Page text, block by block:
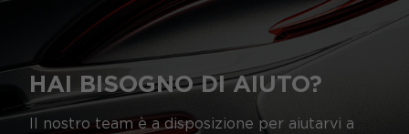
HAI BISOGNO DI AIUTO?
Il nostro team è a disposizione per aiutarvi a